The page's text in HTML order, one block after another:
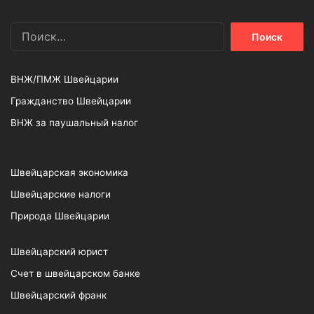
ВНЖ/ПМЖ Швейцарии
Гражданство Швейцарии
ВНЖ за паушальный налог
Швейцарская экономика
Швейцарские налоги
Природа Швейцарии
Швейцарский юрист
Счет в швейцарском банке
Швейцарский франк